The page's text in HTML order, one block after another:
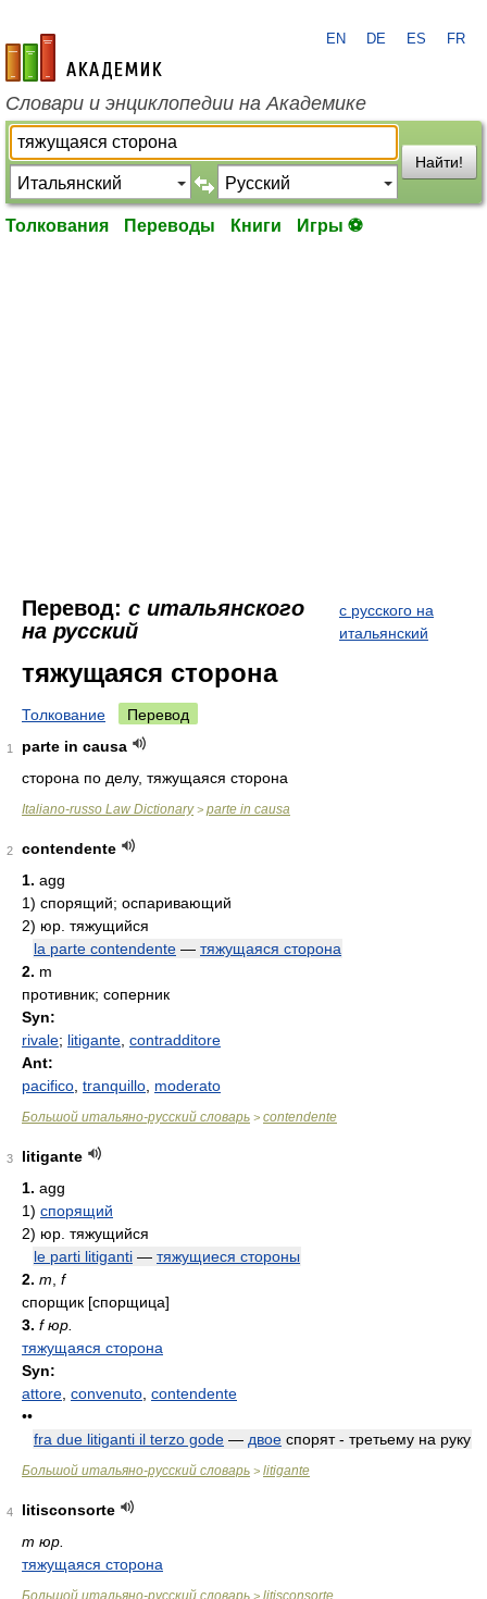
academic.ru
EN DE ES FR
Словари и энциклопедии на Академике
Найти!
Толкования Переводы Книги Игры ⚽
Перевод: с итальянского
на русский
с русского на
итальянский
тяжущаяся сторона
Толкование Перевод
1
parte in causa
сторона по делу, тяжущаяся сторона
Italiano-russo Law Dictionary> parte in causa
2
contendente
1. agg
1) спорящий; оспаривающий
2) юр. тяжущийся
la parte contendente — тяжущаяся сторона
2. m
противник; соперник
Syn:
rivale; litigante contradditore
Ant:
pacifico tranquillo moderato
Большой итальяно-русский словарь > contendente
3
litigante
1. agg
1) спорящий
2) юр. тяжущийся
le parti litiganti — тяжущиеся стороны
2. m f
спорщик [спорщица]
3. f юр.
тяжущаяся сторона
Syn:
attore convenuto contendente
••
fra due litiganti il terzo gode — двое спорят - третьему на руку
Большой итальяно-русский словарь > litigante
4
litisconsorte
m юр.
тяжущаяся сторона
Большой итальяно-русский словарь > litisconsorte